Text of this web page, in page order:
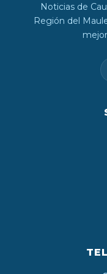
Noticias de
Región del